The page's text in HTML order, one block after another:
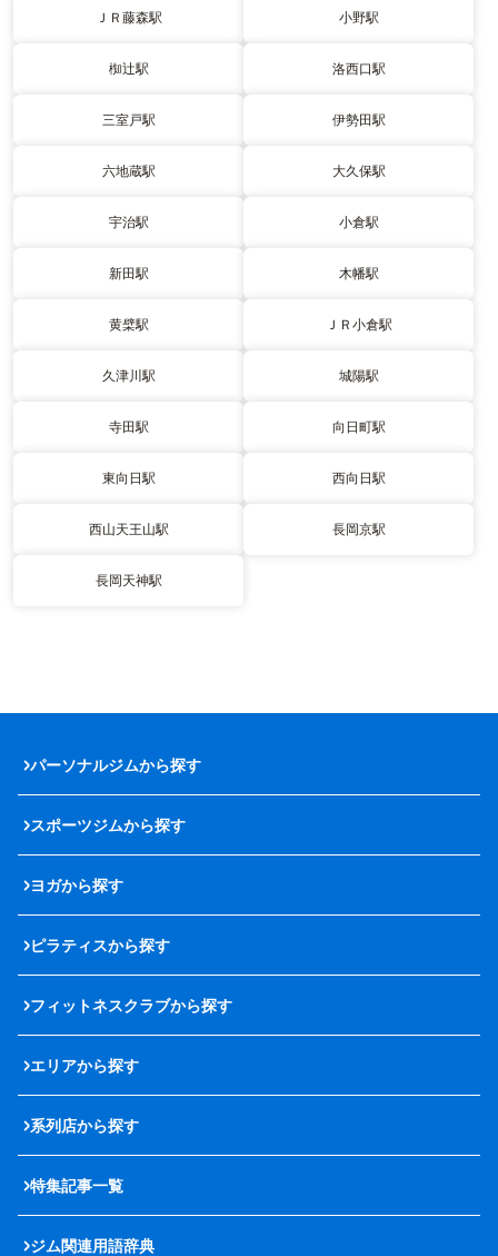
ＪＲ藤森駅 小野駅
椥辻駅 洛西口駅
三室戸駅 伊勢田駅
六地蔵駅 大久保駅
宇治駅 小倉駅
新田駅 木幡駅
黄檗駅 ＪＲ小倉駅
久津川駅 城陽駅
寺田駅 向日町駅
東向日駅 西向日駅
西山天王山駅 長岡京駅
長岡天神駅
パーソナルジムから探す
スポーツジムから探す
ヨガから探す
ピラティスから探す
フィットネスクラブから探す
エリアから探す
系列店から探す
特集記事一覧
ジム関連用語辞典